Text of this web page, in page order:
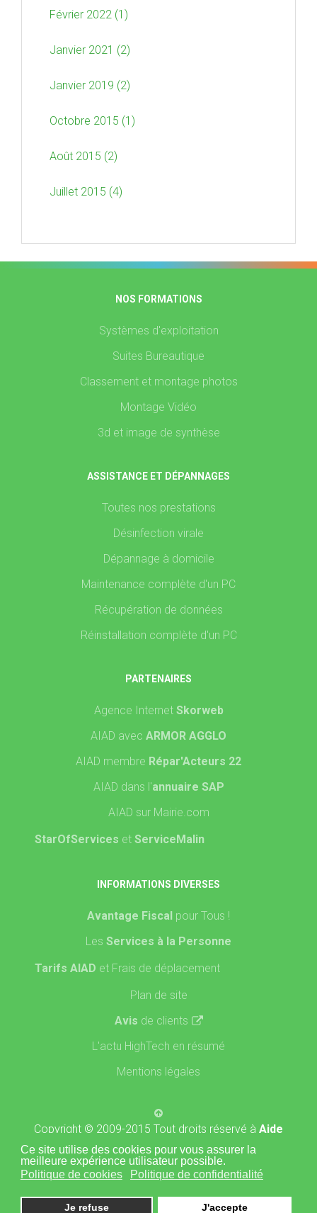
Ce site utilise des cookies pour vous assurer la
meilleure expérience utilisateur possible.
Politique de cookies
Politique de confidentialité
Je refuse J'accepte
Février 2022 (1)
Janvier 2021 (2)
Janvier 2019 (2)
Octobre 2015 (1)
Août 2015 (2)
Juillet 2015 (4)
NOS FORMATIONS
Systèmes d'exploitation
Suites Bureautique
Classement et montage photos
Montage Vidéo
3d et image de synthèse
ASSISTANCE ET DÉPANNAGES
Toutes nos prestations
Désinfection virale
Dépannage à domicile
Maintenance complète d'un PC
Récupération de données
Réinstallation complète d'un PC
PARTENAIRES
Agence Internet Skorweb
AIAD avec ARMOR AGGLO
AIAD membre Répar'Acteurs 22
AIAD dans l'annuaire SAP
AIAD sur Mairie.com
StarOfServices et ServiceMalin
INFORMATIONS DIVERSES
Avantage Fiscal pour Tous !
Les Services à la Personne
Tarifs AIAD et Frais de déplacement
Plan de site
Avis de clients
L'actu HighTech en résumé
Mentions légales
Copyright © 2009-2015 Tout droits réservé à Aide
Informatique A Domicile - Site propulsé par l'agence